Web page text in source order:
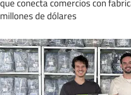
que conecta comercios con
millones de dólares